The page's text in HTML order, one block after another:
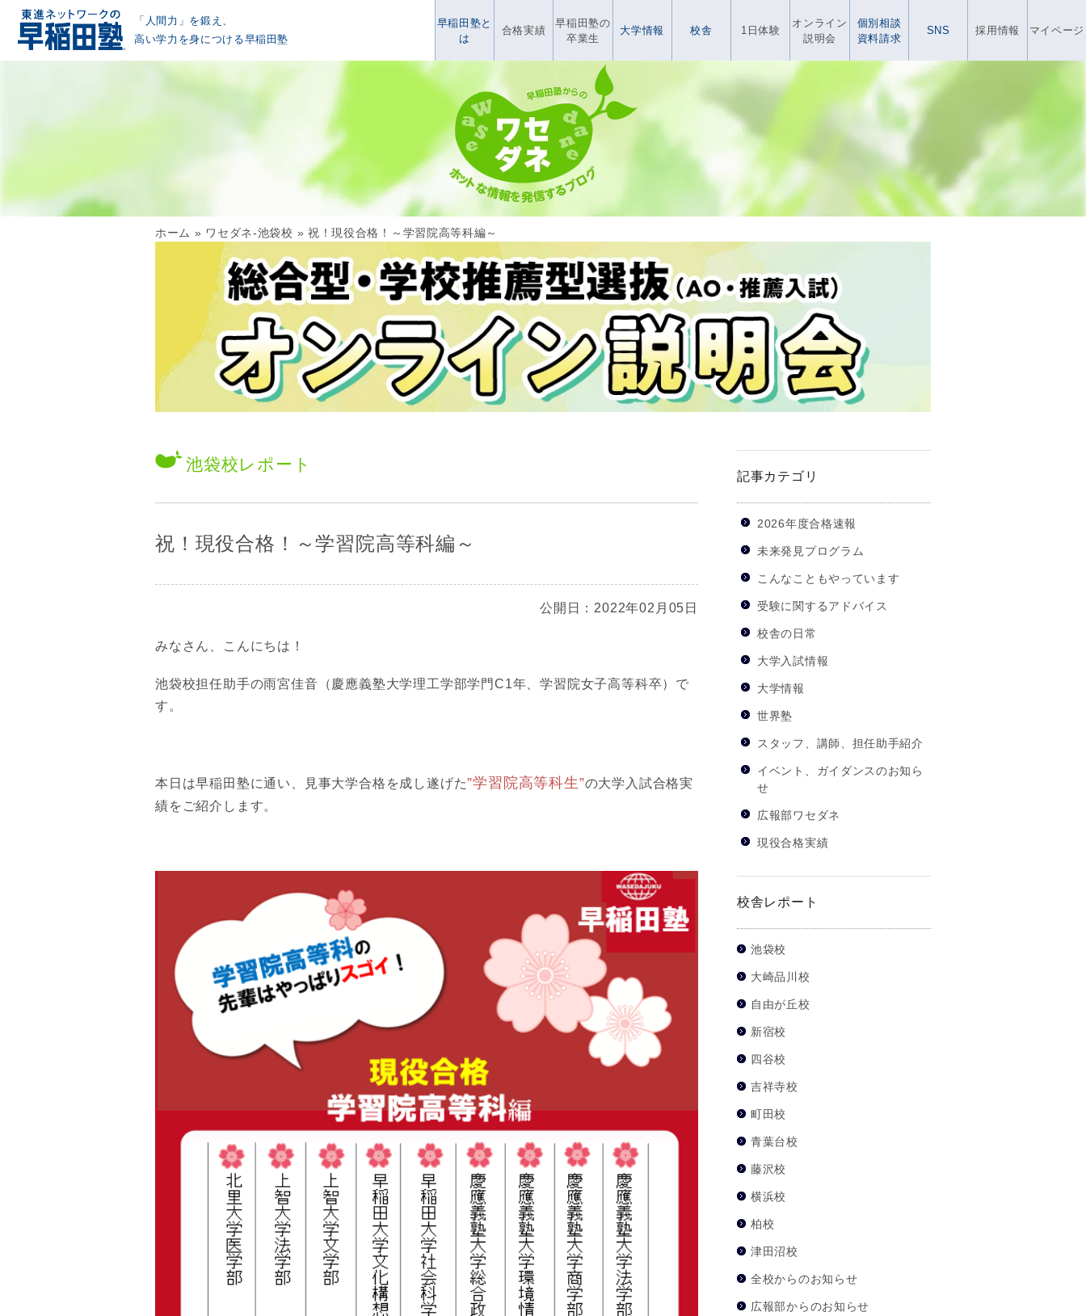
「人間力」を鍛え、
高い学力を身につける早稲田塾
早稲田塾と
は
合格実績
早稲田塾の
卒業生
大学情報 校舎 1日体験
オンライン
説明会
個別相談
資料請求
SNS 採用情報 マイページ
ホーム » ワセダネ-池袋校 » 祝！現役合格！～学習院高等科編～
池袋校レポート
祝！現役合格！～学習院高等科編～
公開日：2022年02月05日
みなさん、こんにちは！
池袋校担任助手の雨宮佳音（慶應義塾大学理工学部学門C1年、学習院女子高等科卒）で
す。
本日は早稲田塾に通い、見事大学合格を成し遂げた”学習院高等科生”の大学入試合格実
績をご紹介します。
記事カテゴリ
2026年度合格速報
未来発見プログラム
こんなこともやっています
受験に関するアドバイス
校舎の日常
大学入試情報
大学情報
世界塾
スタッフ、講師、担任助手紹介
イベント、ガイダンスのお知ら
せ
広報部ワセダネ
現役合格実績
校舎レポート
池袋校
大崎品川校
自由が丘校
新宿校
四谷校
吉祥寺校
町田校
青葉台校
藤沢校
横浜校
柏校
津田沼校
全校からのお知らせ
広報部からのお知らせ